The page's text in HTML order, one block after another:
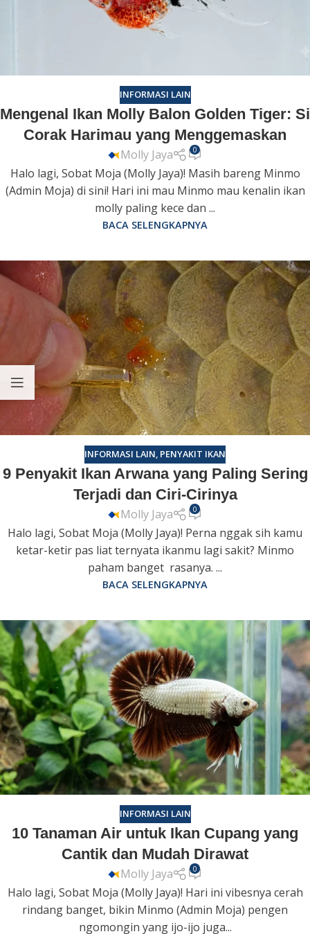
INFORMASI LAIN
Mengenal Ikan Molly Balon Golden Tiger: Si
Corak Harimau yang Menggemaskan
Molly Jaya 0
Halo lagi, Sobat Moja (Molly Jaya)! Masih bareng Minmo
(Admin Moja) di sini! Hari ini mau Minmo mau kenalin ikan
molly paling kece dan ...
BACA SELENGKAPNYA
INFORMASI LAIN, PENYAKIT IKAN
9 Penyakit Ikan Arwana yang Paling Sering
Terjadi dan Ciri-Cirinya
Molly Jaya 0
Halo lagi, Sobat Moja (Molly Jaya)! Perna nggak sih kamu
ketar-ketir pas liat ternyata ikanmu lagi sakit? Minmo
paham banget rasanya. ...
BACA SELENGKAPNYA
INFORMASI LAIN
10 Tanaman Air untuk Ikan Cupang yang
Cantik dan Mudah Dirawat
Molly Jaya 0
Halo lagi, Sobat Moja (Molly Jaya)! Hari ini vibesnya cerah
rindang banget, bikin Minmo (Admin Moja) pengen
ngomongin yang ijo-ijo juga...